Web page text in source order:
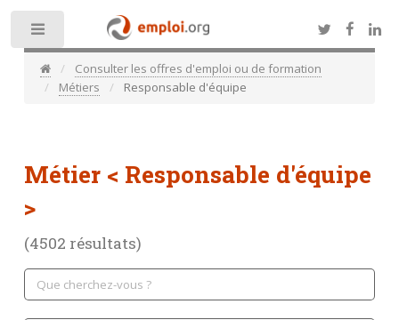
Consulter les offres d'emploi ou de formation
Métiers
Responsable d'équipe
Métier < Responsable d'équipe
>
(4502 résultats)
Toggle